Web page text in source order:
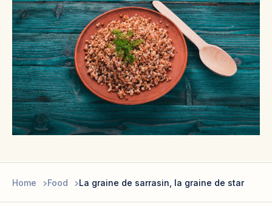
Home Food La graine de sarrasin, la graine de star